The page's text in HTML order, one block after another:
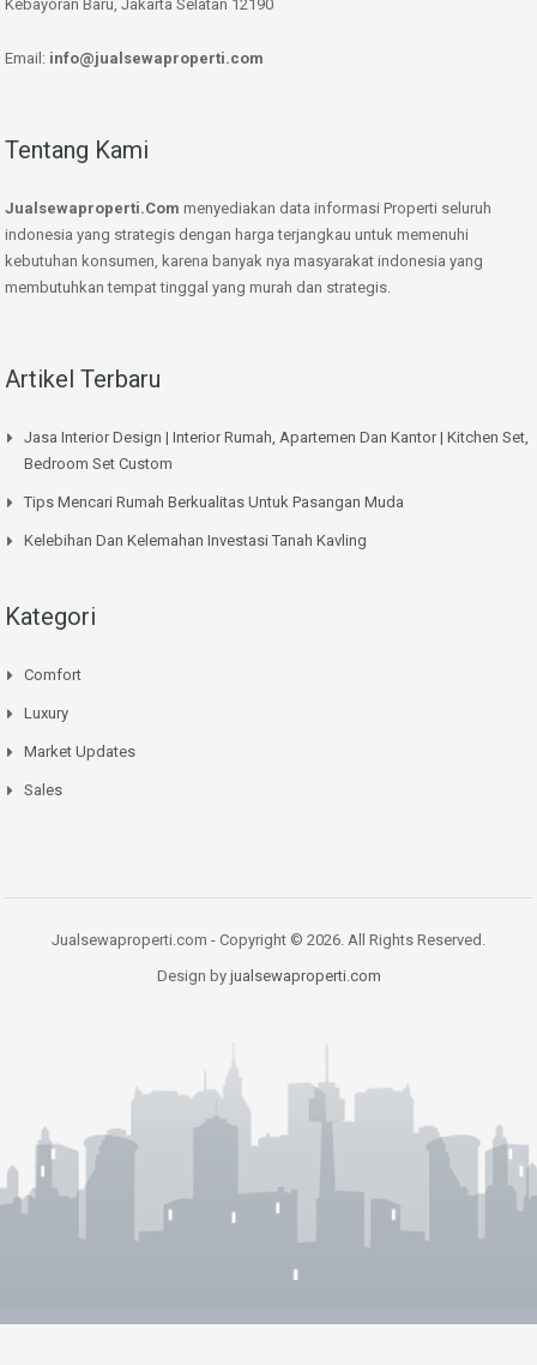
Kebayoran Baru, Jakarta Selatan 12190
Email: info@jualsewaproperti.com
Tentang Kami
Jualsewaproperti.Com menyediakan data informasi Properti seluruh
indonesia yang strategis dengan harga terjangkau untuk memenuhi
kebutuhan konsumen, karena banyak nya masyarakat indonesia yang
membutuhkan tempat tinggal yang murah dan strategis.
Artikel Terbaru
Jasa Interior Design | Interior Rumah, Apartemen Dan Kantor | Kitchen Set,
Bedroom Set Custom
Tips Mencari Rumah Berkualitas Untuk Pasangan Muda
Kelebihan Dan Kelemahan Investasi Tanah Kavling
Kategori
Comfort
Luxury
Market Updates
Sales
Jualsewaproperti.com - Copyright © 2026. All Rights Reserved.
Design by jualsewaproperti.com